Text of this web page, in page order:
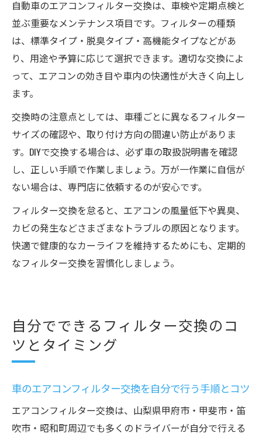
自動車のエアコンフィルター交換は、車検や定期点検と
並ぶ重要なメンテナンス項目です。フィルターの種類
は、標準タイプ・脱臭タイプ・高機能タイプなどがあ
り、用途や予算に応じて選択できます。適切な交換によ
って、エアコンの効き目や車内の快適性が大きく向上し
ます。
交換時の注意点としては、車種ごとに異なるフィルター
サイズの確認や、取り付け方向の間違い防止がありま
す。DIYで交換する場合は、必ず車の取扱説明書を確認
し、正しい手順で作業しましょう。万が一作業に自信が
ない場合は、専門店に依頼するのが安心です。
フィルター交換を怠ると、エアコンの風量低下や異臭、
カビの発生などさまざまなトラブルの原因となります。
快適で健康的なカーライフを維持するためにも、定期的
なフィルター交換を習慣化しましょう。
自分でできるフィルター交換のコ
ツとタイミング
車のエアコンフィルター交換を自分で行う手順とコツ
エアコンフィルター交換は、山梨県甲府市・甲斐市・笛
吹市・昭和町周辺でも多くのドライバーが自分で行える